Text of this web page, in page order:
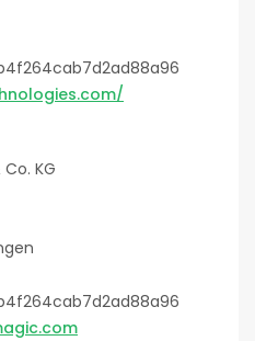
KG